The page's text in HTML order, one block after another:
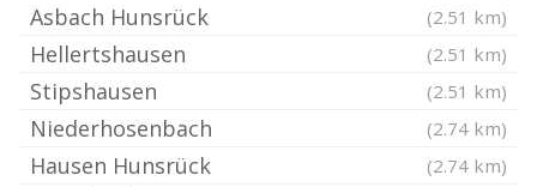
Asbach Hunsrück (2.51 km)
Hellertshausen (2.51 km)
Stipshausen (2.51 km)
Niederhosenbach (2.74 km)
Hausen Hunsrück (2.74 km)